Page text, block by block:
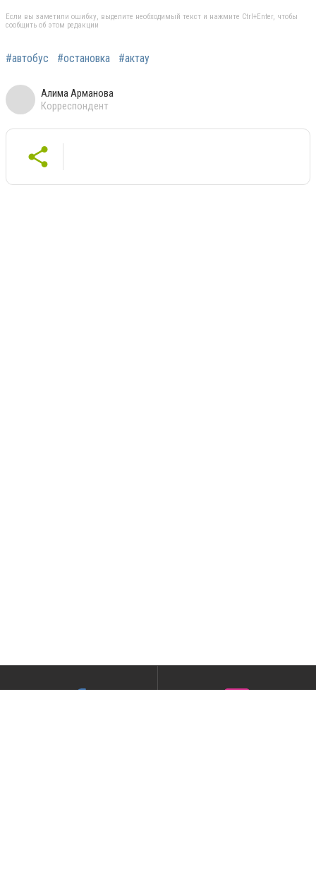
Если вы заметили ошибку, выделите необходимый текст и нажмите Ctrl+Enter, чтобы
сообщить об этом редакции
#автобус #остановка #актау
Алима Арманова
Корреспондент